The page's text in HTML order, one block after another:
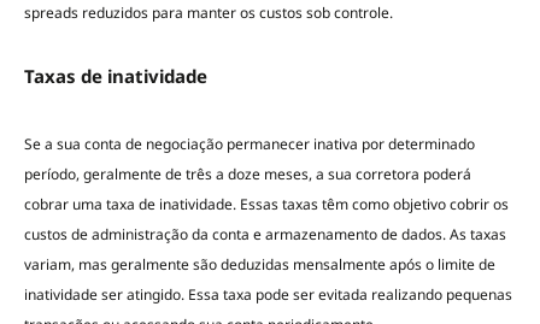
spreads reduzidos para manter os custos sob controle.
Taxas de inatividade
Se a sua conta de negociação permanecer inativa por determinado
período, geralmente de três a doze meses, a sua corretora poderá
cobrar uma taxa de inatividade. Essas taxas têm como objetivo cobrir os
custos de administração da conta e armazenamento de dados. As taxas
variam, mas geralmente são deduzidas mensalmente após o limite de
inatividade ser atingido. Essa taxa pode ser evitada realizando pequenas